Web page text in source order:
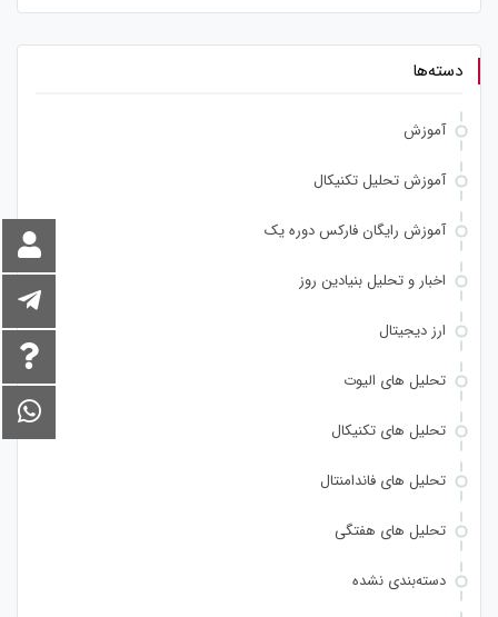
دسته‌ها
آموزش
آموزش تحلیل تکنیکال
آموزش رایگان فارکس دوره یک
اخبار و تحلیل بنیادین روز
ارز دیجیتال
تحلیل های الیوت
تحلیل های تکنیکال
تحلیل های فاندامنتال
تحلیل های هفتگی
دسته‌بندی نشده